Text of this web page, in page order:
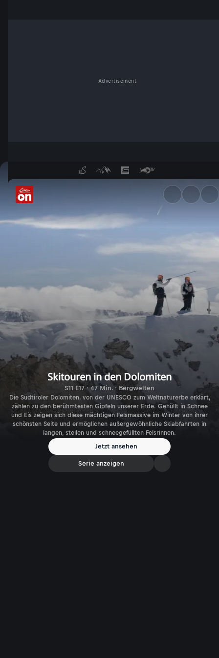
Advertisement
Weiße Dolomiten - ServusTV
Skitouren in den Dolomiten
S11 E17 · 47 Min. · Bergwelten
Die Südtiroler Dolomiten, von der UNESCO zum Weltnaturerbe erklärt,
zählen zu den berühmtesten Gipfeln unserer Erde. Gehüllt in Schnee
und Eis zeigen sich diese mächtigen Felsmassive im Winter von ihrer
schönsten Seite und ermöglichen außergewöhnliche Skiabfahrten in
langen, steilen und schneegefüllten Felsrinnen.
Jetzt ansehen
Serie anzeigen